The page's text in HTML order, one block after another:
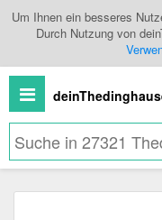
Um Ihnen ein besseres
Durch Nutzung von